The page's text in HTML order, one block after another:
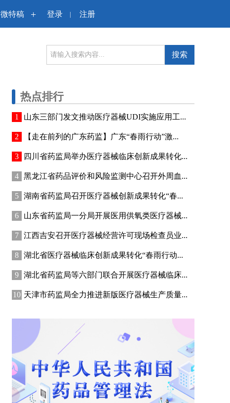
微特稿 + 登录 | 注册
搜索
热点排行
山东三部门发文推动医疗器械UDI实施应用工...
【走在前列的广东药监】广东“春雨行动”激...
四川省药监局举办医疗器械临床创新成果转化...
黑龙江省药品评价和风险监测中心召开外周血...
湖南省药监局召开医疗器械创新成果转化“春...
山东省药监局一分局开展医用供氧类医疗器械...
江西吉安召开医疗器械经营许可现场检查员业...
湖北省医疗器械临床创新成果转化“春雨行动...
湖北省药监局等六部门联合开展医疗器械临床...
天津市药监局全力推进新版医疗器械生产质量...